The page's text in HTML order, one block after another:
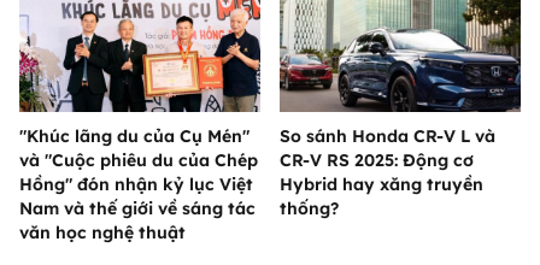
"Khúc lãng du của Cụ Mén"
và "Cuộc phiêu du của Chép
Hồng" đón nhận kỷ lục Việt
Nam và thế giới về sáng tác
văn học nghệ thuật
So sánh Honda CR-V L và
CR-V RS 2025: Động cơ
Hybrid hay xăng truyền
thống?